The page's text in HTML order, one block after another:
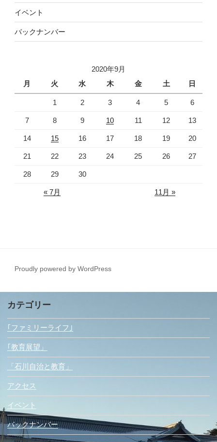
イベント
バックナンバー
2020年9月
月
火 水 木 金 土 日
1 2 3 4 5 6
7 8 9 10 11 12 13
14 15 16 17 18 19 20
21 22 23 24 25 26 27
28 29 30
« 7月 11月 »
Proudly powered by WordPress
カテゴリー
｢ファミリーライフ｣
｢教育展望」
「石川自治と教育」
アクセス
イベント
バックナンバー